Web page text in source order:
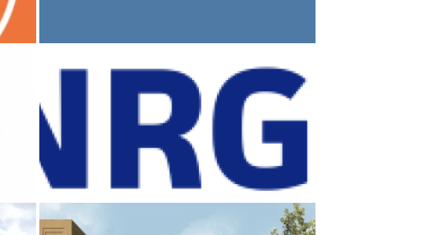
KADASTRALE GRENS GESCHAKELDE
WONINGEN TE AMSTELVEEN (2022)
bouwmediation
HOLLANDSE KUST NOORD & WEST